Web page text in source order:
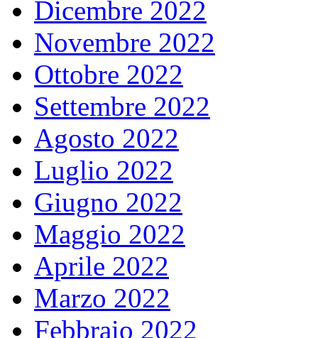
Dicembre 2022
Novembre 2022
Ottobre 2022
Settembre 2022
Agosto 2022
Luglio 2022
Giugno 2022
Maggio 2022
Aprile 2022
Marzo 2022
Febbraio 2022